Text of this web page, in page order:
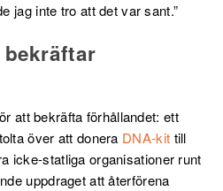
jag inte tro att det var sant.”
bekräftar
att bekräfta förhållandet: ett
över att donera DNA-kit till
icke-statliga organisationer runt
uppdraget att återförena